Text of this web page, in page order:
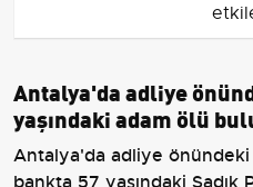
Antalya'da adliye
yaşındaki adam ölü
Antalya'da adliye önündeki